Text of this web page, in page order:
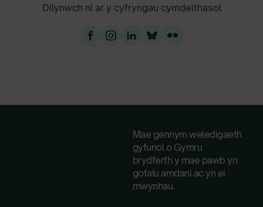
Dilynwch ni ar y cyfryngau cymdeithasol
Mae gennym weledigaeth
gyfunol o Gymru
brydferth y mae pawb yn
gofalu amdani ac yn ei
mwynhau.